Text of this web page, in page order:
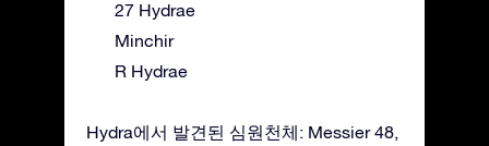
27 Hydrae
Minchir
R Hydrae
Hydra에서 발견된 심원천체: Messier 48,